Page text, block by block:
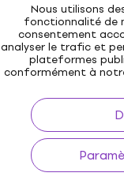
Nous utilisons
fonctionnalité de
consentement
analyser le trafic et
plateformes
conformément à